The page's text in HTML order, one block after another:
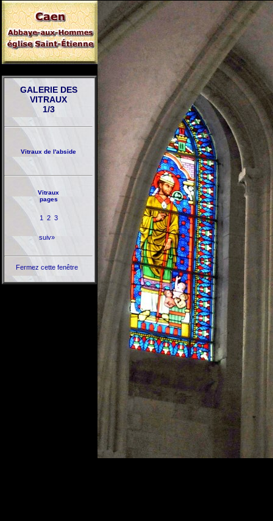
GALERIE DES
VITRAUX
1/3
Vitraux de l'abside
Vitraux
pages
1 2 3
suiv»
Fermez cette fenêtre